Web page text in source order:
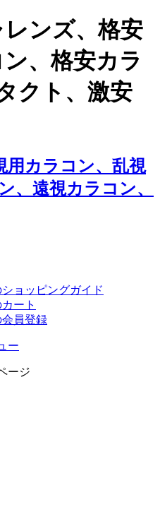
ンズ、格安
、格安カラ
クト、激安
用カラコン、乱視
、遠視カラコン、
ョッピングガイド
ート
員登録
ー
ージ